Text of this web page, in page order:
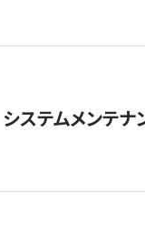
システムメンテ